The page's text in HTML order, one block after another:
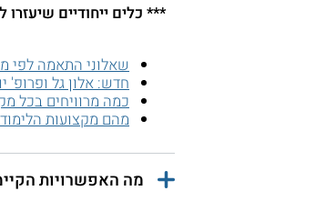
*** כלים ייחודיים
שאלוני התאמה לפי
חדש: אלון גל ופרופ'
כמה מרוויחים בכל
מהם מקצועות
מה האפשרויות